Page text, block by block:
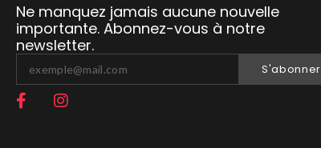
Ne manquez jamais aucune nouvelle
importante. Abonnez-vous à notre
newsletter.
S'abonner